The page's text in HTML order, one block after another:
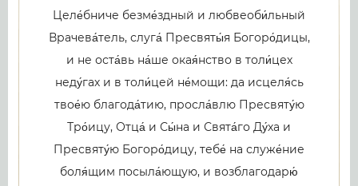
Целе́бниче безме́здный и любвеоби́льный
Врачева́тель, слуга́ Пресвяты́я Богоро́дицы,
и не оста́вь на́ше окая́нство в толи́цех
неду́гах и в толи́цей не́мощи: да исцеля́сь
твое́ю благода́тию, просла́влю Пресвяту́ю
Тро́ицу, Отца́ и Сы́на и Свята́го Ду́ха и
Пресвяту́ю Богоро́дицу, тебе́ на служе́ние
боля́щим посыла́ющую, и возблагодарю́